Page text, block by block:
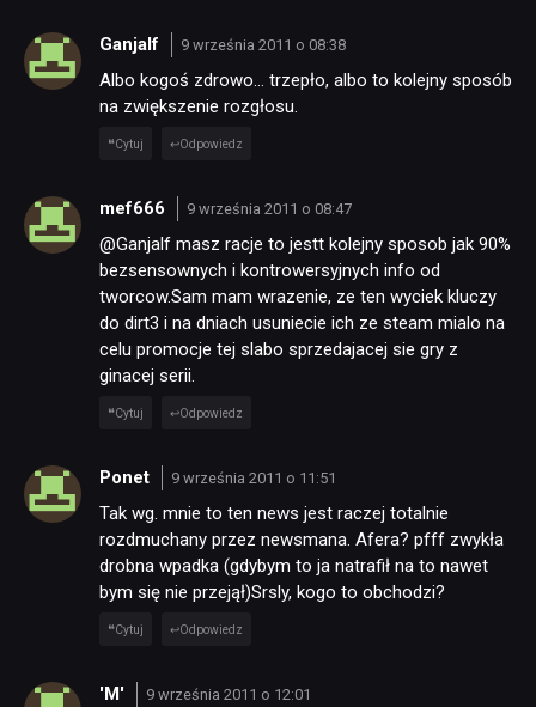
Ganjalf 9 września 2011 o 08:38
Albo kogoś zdrowo… trzepło, albo to kolejny sposób
na zwiększenie rozgłosu.
Cytuj Odpowiedz
mef666 9 września 2011 o 08:47
@Ganjalf masz racje to jestt kolejny sposob jak 90%
bezsensownych i kontrowersyjnych info od
tworcow.Sam mam wrazenie, ze ten wyciek kluczy
do dirt3 i na dniach usuniecie ich ze steam mialo na
celu promocje tej slabo sprzedajacej sie gry z
ginacej serii.
Cytuj Odpowiedz
Ponet 9 września 2011 o 11:51
Tak wg. mnie to ten news jest raczej totalnie
rozdmuchany przez newsmana. Afera? pfff zwykła
drobna wpadka (gdybym to ja natrafił na to nawet
bym się nie przejął)Srsly, kogo to obchodzi?
Cytuj Odpowiedz
'M' 9 września 2011 o 12:01